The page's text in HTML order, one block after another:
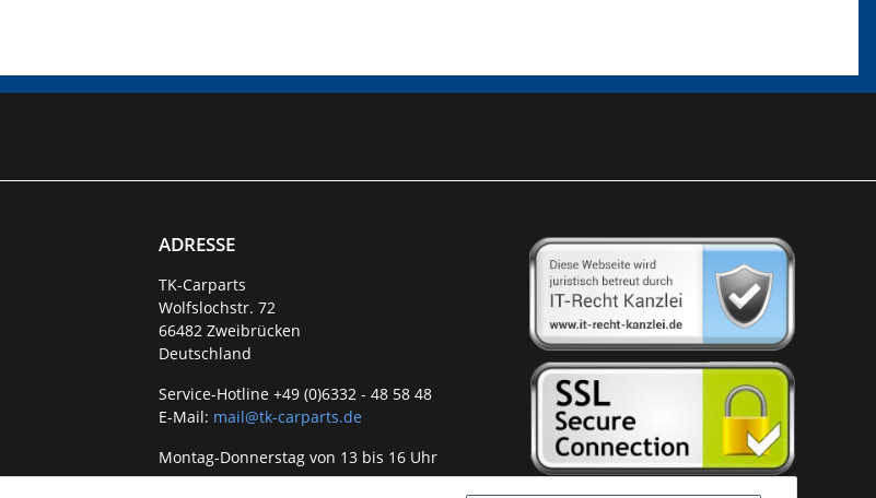
ADRESSE
TK-Carparts
Wolfslochstr. 72
66482 Zweibrücken
Deutschland
Service-Hotline +49 (0)6332 - 48 58 48
E-Mail: mail@tk-carparts.de
Montag-Donnerstag von 13 bis 16 Uhr